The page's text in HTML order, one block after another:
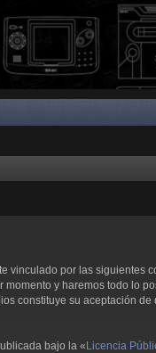
vinculado por las
y haremos todo lo
constituye su aceptación
bajo la « Licencia